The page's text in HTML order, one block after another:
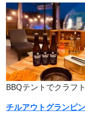
BBQテントでクラフ
チルアウトグランピ